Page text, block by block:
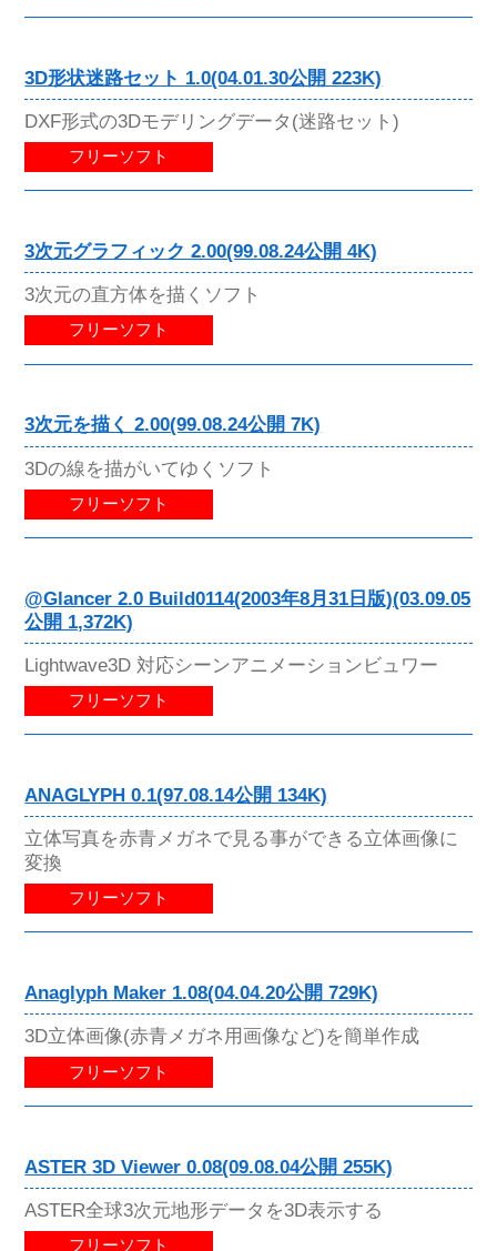
3D形状迷路セット 1.0(04.01.30公開 223K)
DXF形式の3Dモデリングデータ(迷路セット)
フリーソフト
3次元グラフィック 2.00(99.08.24公開 4K)
3次元の直方体を描くソフト
フリーソフト
3次元を描く 2.00(99.08.24公開 7K)
3Dの線を描がいてゆくソフト
フリーソフト
@Glancer 2.0 Build0114(2003年8月31日版)(03.09.05
公開 1,372K)
Lightwave3D 対応シーンアニメーションビュワー
フリーソフト
ANAGLYPH 0.1(97.08.14公開 134K)
立体写真を赤青メガネで見る事ができる立体画像に
変換
フリーソフト
Anaglyph Maker 1.08(04.04.20公開 729K)
3D立体画像(赤青メガネ用画像など)を簡単作成
フリーソフト
ASTER 3D Viewer 0.08(09.08.04公開 255K)
ASTER全球3次元地形データを3D表示する
フリーソフト